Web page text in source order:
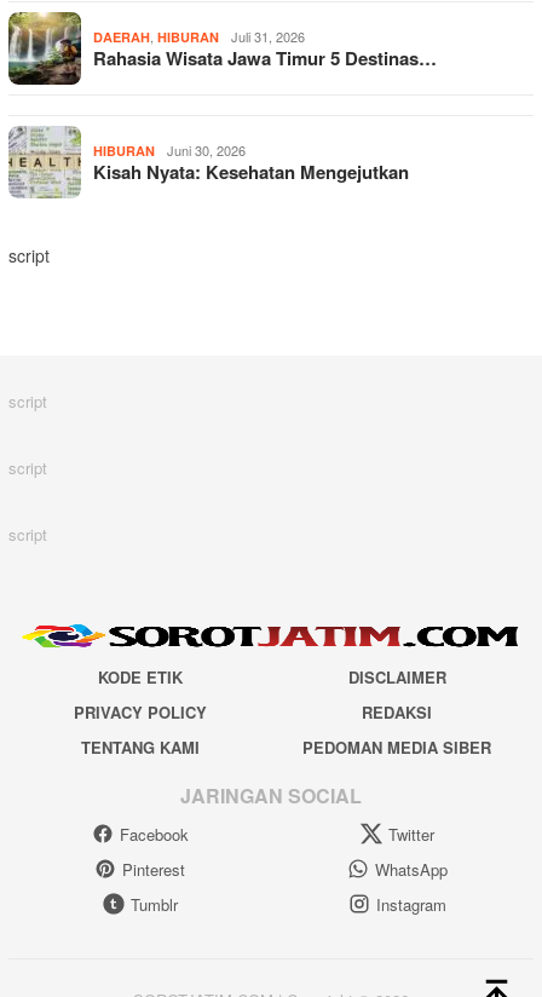
DAERAH HIBURAN Juli 31, 2026
Rahasia Wisata Jawa Timur 5 Destinas…
HIBURAN Juni 30, 2026
Kisah Nyata: Kesehatan Mengejutkan
script
script
script
script
KODE ETIK
DISCLAIMER
PRIVACY POLICY
REDAKSI
TENTANG KAMI
PEDOMAN MEDIA SIBER
JARINGAN SOCIAL
Facebook
Twitter
Pinterest
WhatsApp
Tumblr
Instagram